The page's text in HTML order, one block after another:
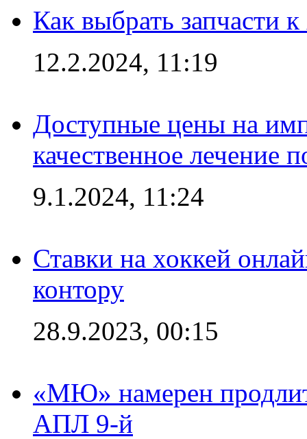
Как выбрать запчасти
12.2.2024, 11:19
Доступные цены на
качественное лечение
9.1.2024, 11:24
Ставки на хоккей
контору
28.9.2023, 00:15
«МЮ» намерен
АПЛ 9-й